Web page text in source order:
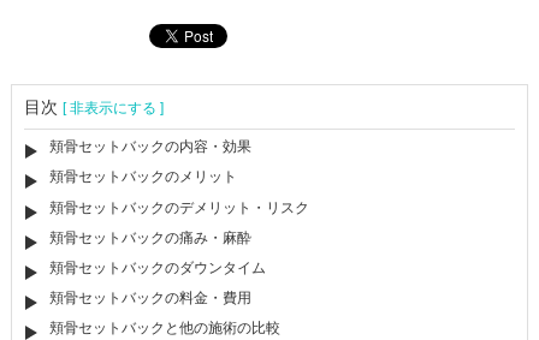
目次[ 非表示にする ]
頬骨セットバックの内容・効果
頬骨セットバックのメリット
頬骨セットバックのデメリット・リスク
頬骨セットバックの痛み・麻酔
頬骨セットバックのダウンタイム
頬骨セットバックの料金・費用
頬骨セットバックと他の施術の比較